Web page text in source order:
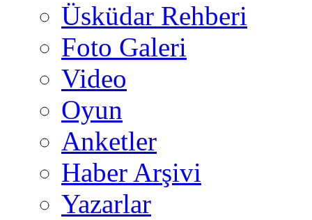
Üsküdar Rehberi
Foto Galeri
Video
Oyun
Anketler
Haber Arşivi
Yazarlar